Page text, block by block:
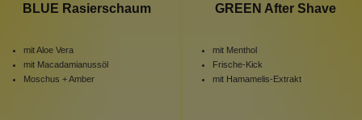
BLUE Rasierschaum
mit Aloe Vera
mit Macadamianussöl
Moschus + Amber
GREEN After Shave
mit Menthol
Frische-Kick
mit Hamamelis-Extrakt